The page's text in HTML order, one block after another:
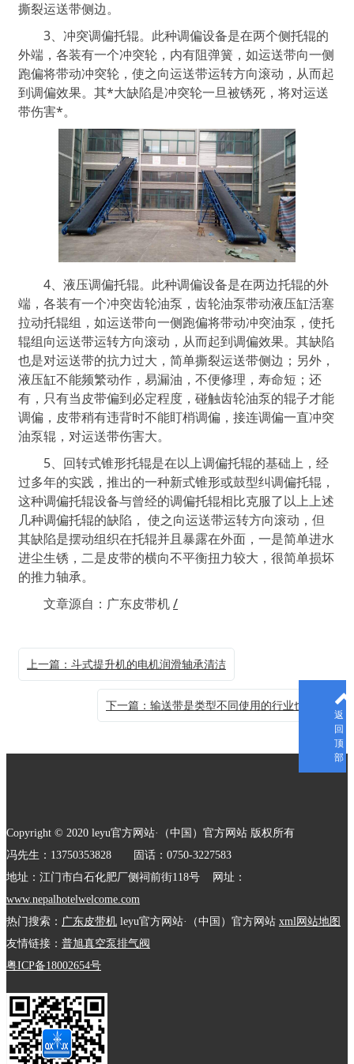
撕裂运送带侧边。
3、冲突调偏托辊。此种调偏设备是在两个侧托辊的
外端，各装有一个冲突轮，内有阻弹簧，如运送带向一侧
跑偏将带动冲突轮，使之向运送带运转方向滚动，从而起
到调偏效果。其*大缺陷是冲突轮一旦被锈死，将对运送
带伤害*。
4、液压调偏托辊。此种调偏设备是在两边托辊的外
端，各装有一个冲突齿轮油泵，齿轮油泵带动液压缸活塞
拉动托辊组，如运送带向一侧跑偏将带动冲突油泵，使托
辊组向运送带运转方向滚动，从而起到调偏效果。其缺陷
也是对运送带的抗力过大，简单撕裂运送带侧边；另外，
液压缸不能频繁动作，易漏油，不便修理，寿命短；还
有，只有当皮带偏到必定程度，碰触齿轮油泵的辊子才能
调偏，皮带稍有违背时不能盯梢调偏，接连调偏一直冲突
油泵辊，对运送带伤害大。
5、回转式锥形托辊是在以上调偏托辊的基础上，经
过多年的实践，推出的一种新式锥形或鼓型纠调偏托辊，
这种调偏托辊设备与曾经的调偏托辊相比克服了以上上述
几种调偏托辊的缺陷， 使之向运送带运转方向滚动，但
其缺陷是摆动组织在托辊并且暴露在外面，一是简单进水
进尘生锈，二是皮带的横向不平衡扭力较大，很简单损坏
的推力轴承。
文章源自：广东皮带机/
上一篇：斗式提升机的电机润滑轴承清洁
下一篇：输送带是类型不同使用的行业也不同
Copyright © 2020 leyu官方网站·（中国）官方网站 版权所有
冯先生：13750353828 固话：0750-3227583
地址：江门市白石化肥厂侧祠前街118号 网址：
www.nepalhotelwelcome.com
热门搜索： 广东皮带机 leyu官方网站·（中国）官方网站 xml网站地图
友情链接： 普旭真空泵排气阀
粤ICP备18002654号
返
回
顶
部